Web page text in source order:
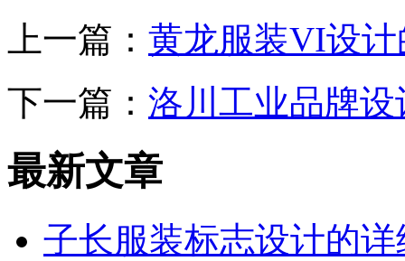
上一篇： 黄龙服装VI设
下一篇： 洛川工业品牌
最新文章
子长服装标志设计的